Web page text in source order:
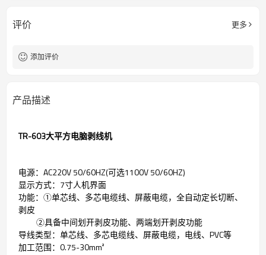
评价 更多
添加评价
产品描述
TR-603大平方电脑剥线机
电源：AC220V 50/60HZ(可选1100V 50/60HZ)
显示方式：7寸人机界面
功能：①单芯线、多芯电缆线、屏蔽电缆，全自动定长切断、
剥皮
②具备中间划开剥皮功能、两端划开剥皮功能
导线类型：单芯线、多芯电缆线、屏蔽电缆，电线、PVC等
加工范围：0.75-30mm²